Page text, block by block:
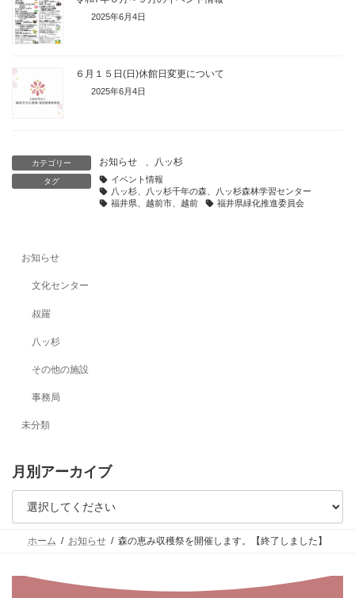
2025年6月4日
６月１５日(日)休館日変更について
2025年6月4日
カテゴリー お知らせ 、 八ッ杉
タグ
イベント情報
八ッ杉、八ッ杉千年の森、八ッ杉森林学習センター
福井県、越前市、越前
福井県緑化推進委員会
お知らせ
文化センター
叔羅
八ッ杉
その他の施設
事務局
未分類
月別アーカイブ
ホーム お知らせ 森の恵み収穫祭を開催します。【終了しました】